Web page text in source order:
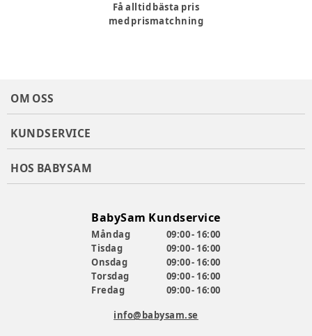
Få alltid bästa pris
med prismatchning
OM OSS
KUNDSERVICE
HOS BABYSAM
BabySam Kundservice
Måndag
09:00 - 16:00
Tisdag
09:00 - 16:00
Onsdag
09:00 - 16:00
Torsdag
09:00 - 16:00
Fredag
09:00 - 16:00
info@babysam.se